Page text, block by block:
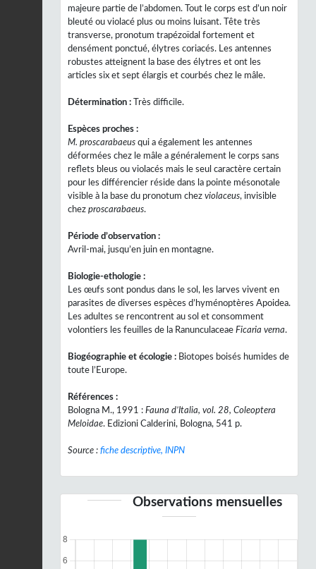
majeure partie de l’abdomen. Tout le corps est d’un noir
bleuté ou violacé plus ou moins luisant. Tête très
transverse, pronotum trapézoïdal fortement et
densément ponctué, élytres coriacés. Les antennes
robustes atteignent la base des élytres et ont les
articles six et sept élargis et courbés chez le mâle.
Détermination : Très difficile.
Espèces proches :
M. proscarabaeus qui a également les antennes
déformées chez le mâle a généralement le corps sans
reflets bleus ou violacés mais le seul caractère certain
pour les différencier réside dans la pointe mésonotale
visible à la base du pronotum chez violaceus, invisible
chez proscarabaeus.
Période d’observation :
Avril-mai, jusqu’en juin en montagne.
Biologie-ethologie :
Les œufs sont pondus dans le sol, les larves vivent en
parasites de diverses espèces d’hyménoptères Apoidea.
Les adultes se rencontrent au sol et consomment
volontiers les feuilles de la Ranunculaceae Ficaria verna.
Biogéographie et écologie : Biotopes boisés humides de
toute l’Europe.
Références :
Bologna M., 1991 : Fauna d’Italia, vol. 28, Coleoptera
Meloidae. Edizioni Calderini, Bologna, 541 p.
Source : fiche descriptive, INPN
Observations mensuelles